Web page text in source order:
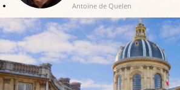
Antoine de Quelen